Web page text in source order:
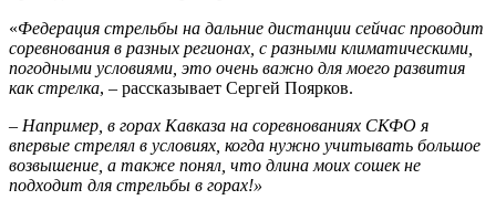
«Федерация стрельбы на дальние дистанции сейчас проводит
соревнования в разных регионах, с разными климатическими,
погодными условиями, это очень важно для моего развития
как стрелка, – рассказывает Сергей Поярков.
– Например, в горах Кавказа на соревнованиях СКФО я
впервые стрелял в условиях, когда нужно учитывать большое
возвышение, а также понял, что длина моих сошек не
подходит для стрельбы в горах!»